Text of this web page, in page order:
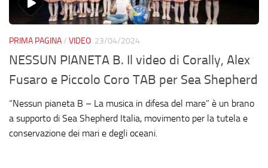
PRIMA PAGINA/ VIDEO 23/04/2024
NESSUN PIANETA B. Il video di Corally, Alex
Fusaro e Piccolo Coro TAB per Sea Shepherd
“Nessun pianeta B – La musica in difesa del mare” è un brano
a supporto di Sea Shepherd Italia, movimento per la tutela e
conservazione dei mari e degli oceani.